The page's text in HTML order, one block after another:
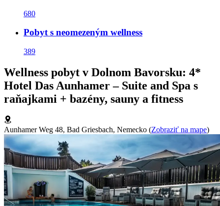
680
Pobyt s neomezeným wellness
389
Wellness pobyt v Dolnom Bavorsku: 4*
Hotel Das Aunhamer – Suite and Spa s
raňajkami + bazény, sauny a fitness
Aunhamer Weg 48, Bad Griesbach, Nemecko (Zobraziť na mape)